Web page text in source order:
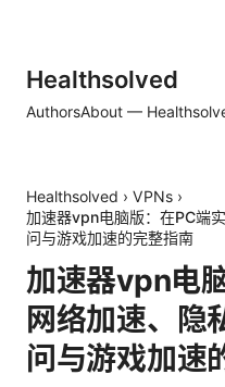
Healthsolved
AuthorsAbout —
Healthsolved › VPNs ›
加速器vpn电脑版：在PC端
问与游戏加速的完整指南
加速器vpn电
网络加速、隐
问与游戏加速